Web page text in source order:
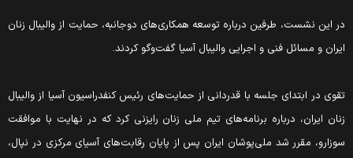
این نشست، طرفین درباره توسعه همکاری‌های دوجانبه، حمایت از والیبال زنان
و مسائل فنی و اجرایی والیبال آسیا گفت‌وگو کردند.
در ابتدای جلسه با قدردانی از حمایت‌های رئیس کنفدراسیون آسیا از والیبال
ایران، درباره برنامه‌های تیم ملی زنان رایزنی کرد که در نهایت با موافقت
مقرر شد ملی‌پوشان ایران پس از پایان رقابت‌های آسیای مرکزی در نپال،